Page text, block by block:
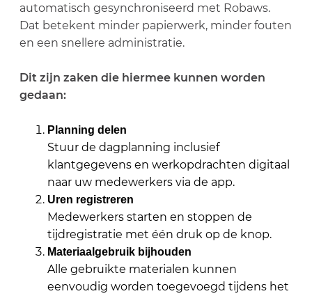
automatisch gesynchroniseerd met Robaws.
Dat betekent minder papierwerk, minder fouten
en een snellere administratie.
Dit zijn zaken die hiermee kunnen worden
gedaan:
Planning delen
Stuur de dagplanning inclusief
klantgegevens en werkopdrachten digitaal
naar uw medewerkers via de app.
Uren registreren
Medewerkers starten en stoppen de
tijdregistratie met één druk op de knop.
Materiaalgebruik bijhouden
Alle gebruikte materialen kunnen
eenvoudig worden toegevoegd tijdens het